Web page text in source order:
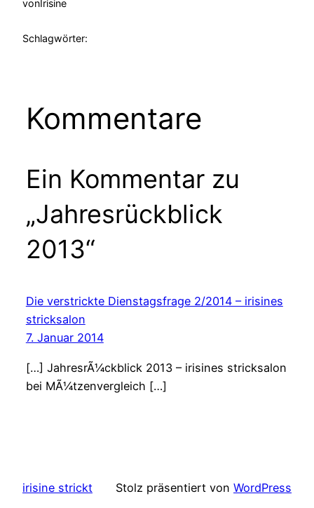
vonIrisine
Schlagwörter:
Kommentare
Ein Kommentar zu
„Jahresrückblick
2013“
Die verstrickte Dienstagsfrage 2/2014 – irisines
stricksalon
7. Januar 2014
[…] JahresrÃ¼ckblick 2013 – irisines stricksalon
bei MÃ¼tzenvergleich […]
irisine strickt Stolz präsentiert von WordPress